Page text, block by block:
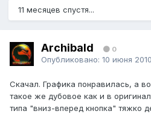
11 месяцев спустя...
Archibald 0
Опубликовано: 10 июня 2010
Скачал. Графика понравилась, а
такое же дубовое как и в
типа "вниз-вперед кнопка" тяжко